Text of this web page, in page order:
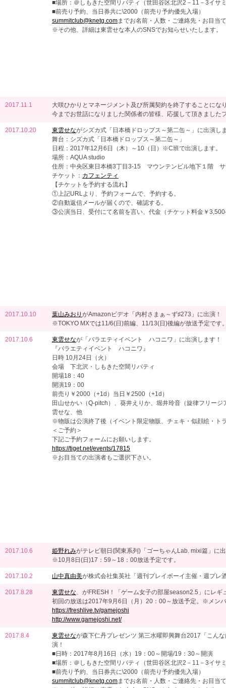
■場所：＠しもきた空間リバティ（世田谷区北沢2－11－3イサ
■前売り予約、当日券共に\2000（前売り予約優先入場）
summitclub@knetg.comまでお名前・人数・ご連絡先・お目当
※その他、詳細は東雲せな本人のSNSでお知らせいたします。
2017.11.1
大咲ひかりとマネージメント及び所属契約を終了することにな
今までお世話になりました関係者の皆様、応援して頂きました
2017.10.20 東雲せながシズカ式「日本橋ドロップス～第二缶～」に出演し
舞台：シズカ式「日本橋ドロップス～第二缶～」
日程：2017年12月6日（木）～10（日）※C班で出演します。
場所：AQUA studio
住所：中央区東日本橋3丁目3-15 マウンテンビル地下１階 サ
チケット： カフェンティ
【チケットを予約する流れ】
①上記URLより、予約フォームで、予約する。
②自動返信メールが届くので、確認する。
③公演当日、受付にて名前を言い、代金（チケット料金￥
2017.10.10 葉山みおり がAmazonビデオ「内村さまぁ～ず♯273」に出演！
※TOKYO MXでは11/6(日)前編、11/13(日)後編が放送予定です
2017.10.6 東雲せなが「バラエティイベント ハコニワ」に出演します！
『バラエティイベント ハコニワ』
日時 10月24日（火）
会場 下北沢・しもきた空間リバティ
開場18：40
開演19：00
前売り￥2000（+1d）当日￥2500（+1d）
田山せかい（Q-pitch）、葵井えりか、堀井玲音（旋律フリー
雲せな、他
※物販は公演終了後（イベント限定物販、チェキ・似顔絵・ト
＜ご予約＞
下記ご予約フォームにお願いします。
https://tiget.net/events/17815
※お目当ての出演者もご選択下さい。
2017.10.6 姫野れみがテレビ朝日(関東系列)「ゴーちゃんLab. mixi篇」に
※10月8日(日)17：59～18：00放送予定です。
2017.10.2 山中真由美が株式会社集英社「週刊プレイボーイ主催・週プレ
2017.8.28 東雲せな、がFRESH！「ゲーム女子の部屋season2.5」にレギ
初回の放送は2017年9月6日（月）20：00～放送予定。※メン
https://freshlive.tv/gamejoshi
http://www.gamejoshi.net/
2017.8.4 東雲せなが森下仁丹プレゼンツ 第三水曜即興舞台2017「こん
演！
■日時：2017年8月16日（水）19：00～開場/19：30～開演
■場所：＠しもきた空間リバティ（世田谷区北沢2－11－3イサ
■前売り予約、当日券共に\2000（前売り予約優先入場）
summitclub@knetg.comまでお名前・人数・ご連絡先・お目当